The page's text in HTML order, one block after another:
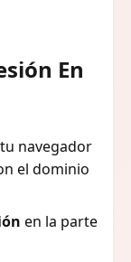
En
navegador
el dominio
en la parte